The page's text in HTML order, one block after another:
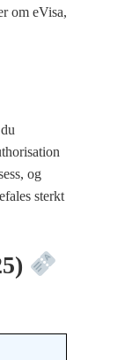
om eVisa,
og
sterkt